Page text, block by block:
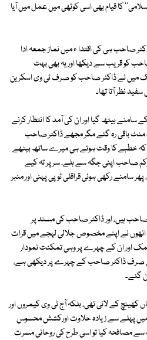
کا قیام بھی اسی کوٹھی میں عمل میں آیا
صاحب ہی کی اقتدا ء میں نماز جمعہ ادا
کو قریب سے دیکھا اور یہ بھی بہت
میں نے ڈاکٹر صاحب کو صرف ٹی وی اسکرین
نظر آتا تھا۔
بیٹھ گیا اور ان کی آمد کا انتظار کرنے
باقی رہ گئے مگر مجھے ڈاکٹر صاحب
کہ خطبے کا وقت ہوتے ہی میرے ساتھ بیٹھے
صاحب اپنی جگہ سے ہلے، سر پر تہ کیے
پھر سامنے رکھی ہوئی قراقلی ٹوپی پہنی اور منبر
ہیں، اور ڈاکٹر صاحب کی مسند پر
نے اپنے مخصوص جلالی لہجے میں قرات
اور ان کے چہرے پر وہی تمکنت نمودار
صرف ڈاکٹر صاحب کے چہرے پر دیکھی ہے،
گئے۔
کے لائی تھی، بلکہ آج ٹی وی کیمروں اور
میں پہلے سے زیادہ حلاوت اورکشش محسوس
مصافحہ کیا تو اسی طرح کی روحانی مسرت